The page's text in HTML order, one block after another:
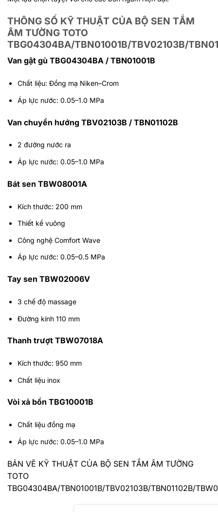
THÔNG SỐ KỸ THUẬT CỦA BỘ SEN TẮM
ÂM TƯỜNG TOTO
TBG04304BA/TBN01001B/TBV02103B/
Van gật gù TBG04304BA / TBN01001B
Chất liệu: Đồng mạ Niken–Crom
Áp lực nước: 0.05–1.0 MPa
Van chuyển hướng TBV02103B / TBN01102B
2 đường nước ra
Áp lực nước: 0.05–1.0 MPa
Bát sen TBW08001A
Kích thước: 200 mm
Thiết kế vuông
Công nghệ Comfort Wave
Áp lực nước: 0.05–0.5 MPa
Tay sen TBW02006V
3 chế độ massage
Đường kính 110 mm
Thanh trượt TBW07018A
Kích thước: 950 mm
Chất liệu inox
Vòi xả bồn TBG10001B
Chất liệu đồng mạ
Áp lực nước: 0.05–1.0 MPa
BẢN VẼ KỸ THUẬT CỦA BỘ SEN TẮM ÂM TƯỜNG
TOTO
TBG04304BA/TBN01001B/TBV02103B/TBN01102B/